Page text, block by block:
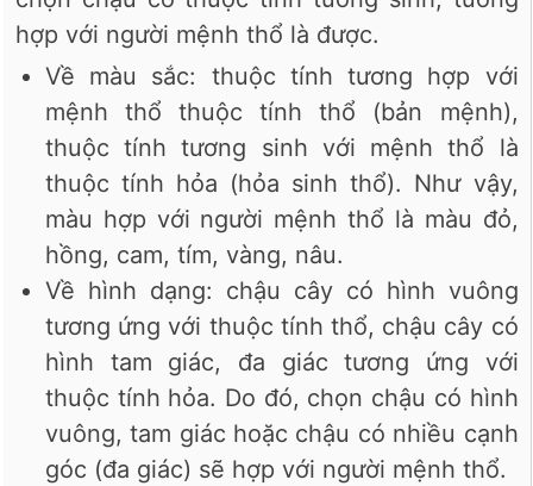
hợp với người mệnh thổ là được.
Về màu sắc: thuộc tính tương hợp với
mệnh thổ thuộc tính thổ (bản mệnh),
thuộc tính tương sinh với mệnh thổ là
thuộc tính hỏa (hỏa sinh thổ). Như vậy,
màu hợp với người mệnh thổ là màu đỏ,
hồng, cam, tím, vàng, nâu.
Về hình dạng: chậu cây có hình vuông
tương ứng với thuộc tính thổ, chậu cây có
hình tam giác, đa giác tương ứng với
thuộc tính hỏa. Do đó, chọn chậu có hình
vuông, tam giác hoặc chậu có nhiều cạnh
góc (đa giác) sẽ hợp với người mệnh thổ.